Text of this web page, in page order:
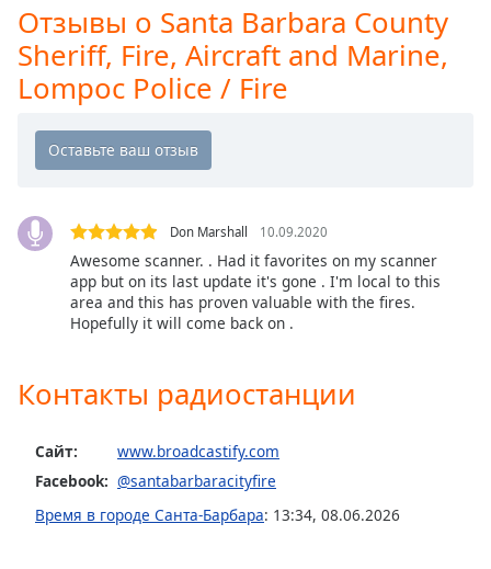
Descriptions
descriptions
off,
Subtitles
settings,
opens
subtitles
settings
dialog
selected
Track
in-
Picture
Отзывы о Santa Barbara County
Sheriff, Fire, Aircraft and Marine,
Lompoc Police / Fire
Don Marshall 10.09.2020
Awesome scanner. . Had it favorites on my scanner
app but on its last update it's gone . I'm local to this
area and this has proven valuable with the fires.
Hopefully it will come back on .
Контакты радиостанции
Сайт:
www.broadcastify.com
Facebook: @santabarbaracityfire
Время в городе Санта-Барбара: 13:34, 08.06.2026